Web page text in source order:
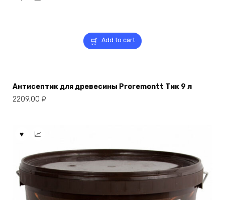
Add to cart
Антисептик для древесины Proremontt Тик 9 л
2209,00 ₽